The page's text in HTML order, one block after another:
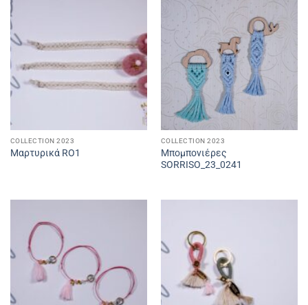
COLLECTION 2023
Μαρτυρικά RO1
COLLECTION 2023
Μπομπονιέρες
SORRISO_23_0241